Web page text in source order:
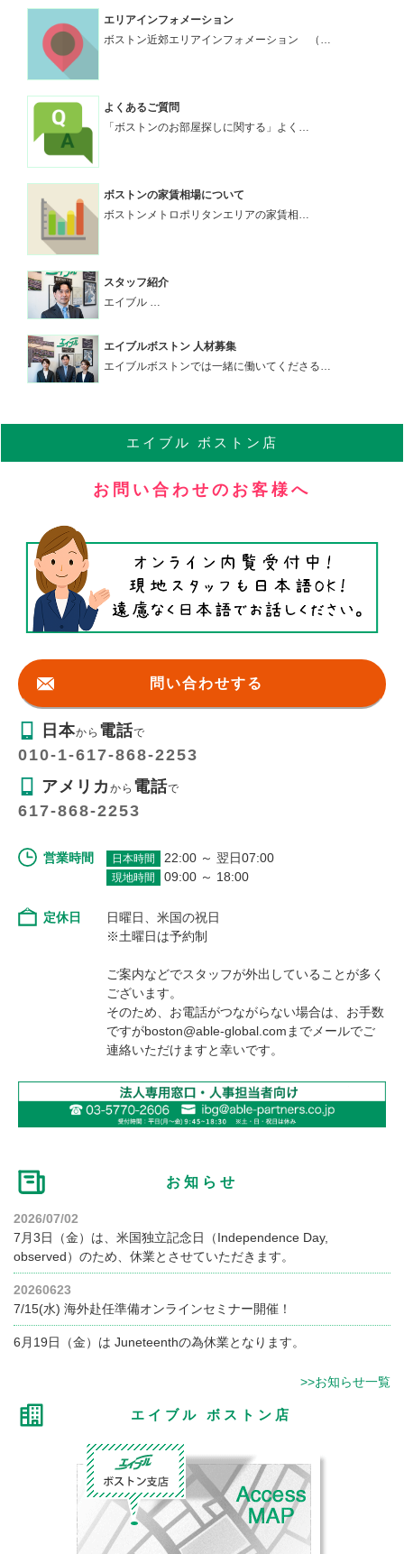
エリアインフォメーション
ボストン近郊エリアインフォメーション （…
よくあるご質問
「ボストンのお部屋探しに関する」よく…
ボストンの家賃相場について
ボストンメトロポリタンエリアの家賃相…
スタッフ紹介
エイブル …
エイブルボストン 人材募集
エイブルボストンでは一緒に働いてくださる…
エイブル ボストン店
お問い合わせのお客様へ
問い合わせする
日本から 電話で
010-1-617-868-2253
アメリカから 電話で
617-868-2253
営業時間 日本時間 22:00 ～ 翌日07:00
現地時間 09:00 ～ 18:00
定休日
日曜日、米国の祝日
※土曜日は予約制
ご案内などでスタッフが外出していることが多く
ございます。
そのため、お電話がつながらない場合は、お手数
ですがboston@able-global.comまでメールでご
連絡いただけますと幸いです。
お知らせ
2026/07/02
7月3日（金）は、米国独立記念日（Independence Day,
observed）のため、休業とさせていただきます。
20260623
7/15(水) 海外赴任準備オンラインセミナー開催！
6月19日（金）は Juneteenthの為休業となります。
>>お知らせ一覧
エイブル ボストン店